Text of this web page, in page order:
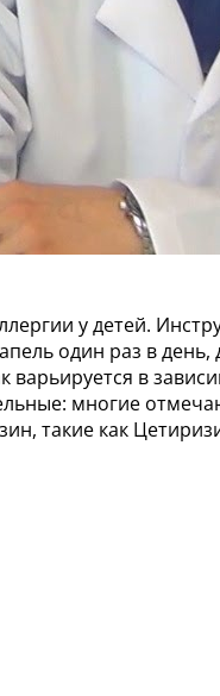
у детей.
один раз в
в
многие
такие как